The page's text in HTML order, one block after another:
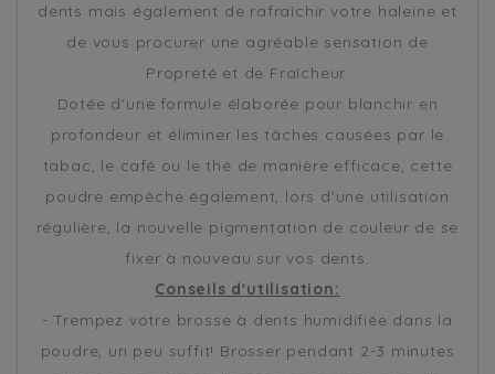
dents mais également de rafraîchir votre haleine et
de vous procurer une agréable sensation de
Propreté et de Fraîcheur.
Dotée d'une formule élaborée pour blanchir en
profondeur et éliminer les tâches causées par le
tabac, le café ou le thé de manière efficace, cette
poudre empêche également, lors d'une utilisation
régulière, la nouvelle pigmentation de couleur de se
fixer à nouveau sur vos dents.
Conseils d'utilisation:
- Trempez votre brosse à dents humidifiée dans la
poudre, un peu suffit! Brosser pendant 2-3 minutes